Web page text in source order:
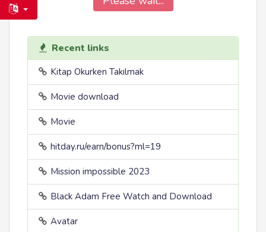
Recent links
Kitap Okurken Takılmak
Movie download
Movie
hitday.ru/earn/bonus?ml=19
Mission impossible 2023
Black Adam Free Watch and Download
Avatar